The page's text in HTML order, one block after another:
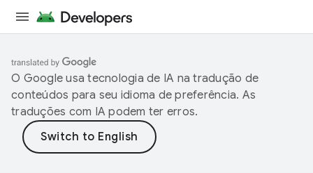
O Google usa tecnologia de IA na tradução de
conteúdos para seu idioma de preferência. As
traduções com IA podem ter erros.